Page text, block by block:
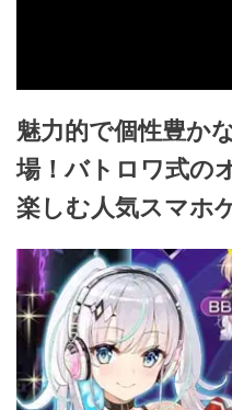
魅力的で個性豊か
場！バトロワ式の
楽しむ人気スマホ